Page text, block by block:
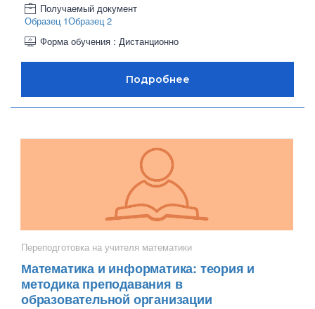
Получаемый документ
Образец 1Образец 2
Форма обучения : Дистанционно
Переподготовка на учителя математики
Математика и информатика: теория и
методика преподавания в
образовательной организации